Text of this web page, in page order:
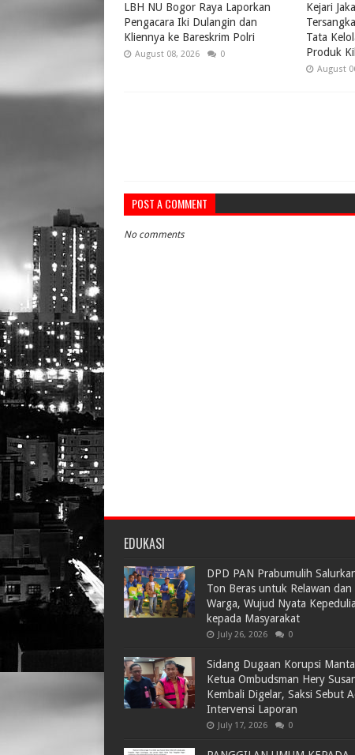
LBH NU Bogor Raya Laporkan
Pengacara Iki Dulangin dan
Kliennya ke Bareskrim Polri
August 08, 2026 0
Kejari
Tata
Produk
August
POST A COMMENT
No comments
EDUKASI
DPD PAN Prabumulih
Ton Beras untuk Relawan dan
Warga, Wujud Nyata
kepada Masyarakat
July 26, 2026 0
Sidang Dugaan Korupsi
Ketua Ombudsman Hery
Kembali Digelar, Saksi Sebut
Intervensi Laporan
July 17, 2026 0